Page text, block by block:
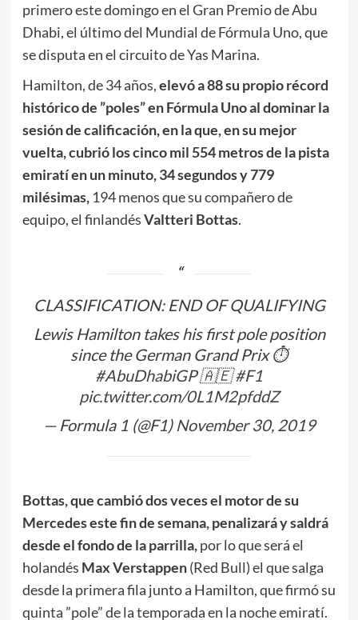
primero este domingo en el Gran Premio de Abu
Dhabi, el último del Mundial de Fórmula Uno, que
se disputa en el circuito de Yas Marina.
Hamilton, de 34 años,elevó a 88 su propio récord
histórico de ”poles” en Fórmula Uno al dominar la
sesión de calificación, en la que, en su mejor
vuelta, cubrió los cinco mil 554 metros de la pista
emiratí en un minuto, 34 segundos y 779
milésimas,194 menos que su compañero de
equipo, el finlandésValtteri Bottas.
CLASSIFICATION: END OF QUALIFYING
Lewis Hamilton takes his first pole position
since the German Grand Prix ⏱️
#AbuDhabiGP🇦🇪#F1
pic.twitter.com/0L1M2pfddZ
— Formula 1 (@F1) November 30, 2019
Bottas, que cambió dos veces el motor de su
Mercedes este fin de semana, penalizará y saldrá
desde el fondo de la parrilla,por lo que será el
holandés Max Verstappen(Red Bull) el que salga
desde la primera fila junto a Hamilton, que firmó su
quinta ”pole” de la temporada en la noche emiratí.